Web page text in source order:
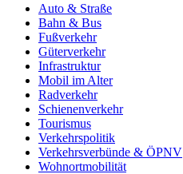
Auto & Straße
Bahn & Bus
Fußverkehr
Güterverkehr
Infrastruktur
Mobil im Alter
Radverkehr
Schienenverkehr
Tourismus
Verkehrspolitik
Verkehrsverbünde & ÖPNV
Wohnortmobilität